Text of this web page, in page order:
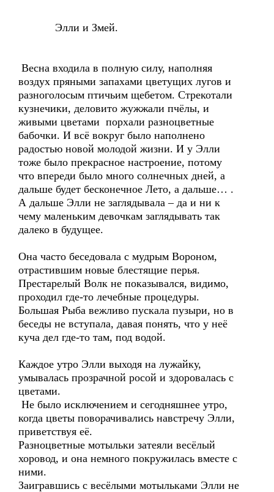
Элли и Змей.
Весна входила в полную силу, наполняя
воздух пряными запахами цветущих лугов и
разноголосым птичьим щебетом. Стрекотали
кузнечики, деловито жужжали пчёлы, и
живыми цветами порхали разноцветные
бабочки. И всё вокруг было наполнено
радостью новой молодой жизни. И у Элли
тоже было прекрасное настроение, потому
что впереди было много солнечных дней, а
дальше будет бесконечное Лето, а дальше… .
А дальше Элли не заглядывала – да и ни к
чему маленьким девочкам заглядывать так
далеко в будущее.
Она часто беседовала с мудрым Вороном,
отрастившим новые блестящие перья.
Престарелый Волк не показывался, видимо,
проходил где-то лечебные процедуры.
Большая Рыба вежливо пускала пузыри, но в
беседы не вступала, давая понять, что у неё
куча дел где-то там, под водой.
Каждое утро Элли выходя на лужайку,
умывалась прозрачной росой и здоровалась с
цветами.
Не было исключением и сегодняшнее утро,
когда цветы поворачивались навстречу Элли,
приветствуя её.
Разноцветные мотыльки затеяли весёлый
хоровод, и она немного покружилась вместе с
ними.
Заигравшись с весёлыми мотыльками Элли не